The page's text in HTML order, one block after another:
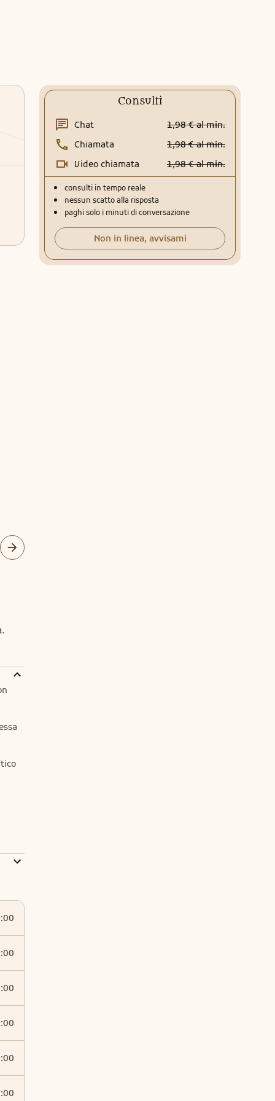
Consulti
Chat
1,98 € al min.
Chiamata
1,98 € al min.
Video chiamata
1,98 € al min.
consulti in tempo reale
nessun scatto alla risposta
paghi solo i minuti di conversazione
Non in linea, avvisami